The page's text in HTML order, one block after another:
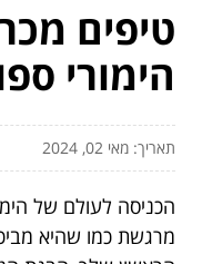
טיפים
הימורי
תאריך: מאי 02, 2024
הכניסה לעולם של
מרגשת כמו שהיא